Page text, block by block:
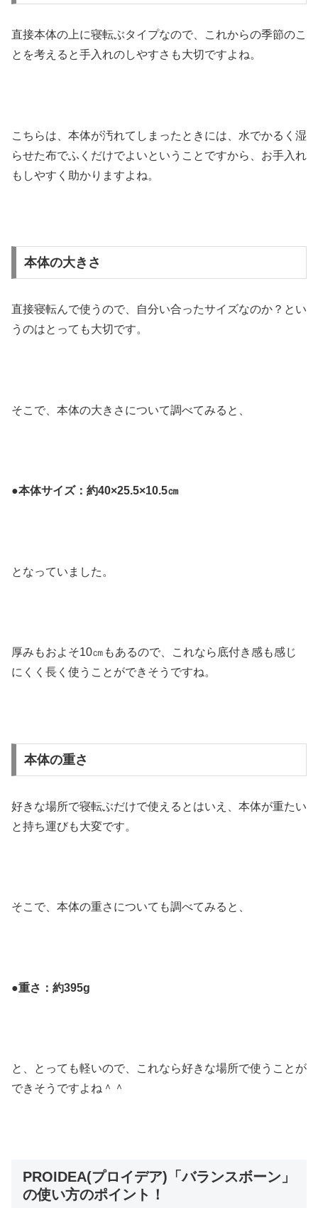
直接本体の上に寝転ぶタイプなので、これからの季節のこ
とを考えると手入れのしやすさも大切ですよね。
こちらは、本体が汚れてしまったときには、水でかるく湿
らせた布でふくだけでよいということですから、お手入れ
もしやすく助かりますよね。
本体の大きさ
直接寝転んで使うので、自分い合ったサイズなのか？とい
うのはとっても大切です。
そこで、本体の大きさについて調べてみると、
●本体サイズ：約40×25.5×10.5㎝
となっていました。
厚みもおよそ10㎝もあるので、これなら底付き感も感じ
にくく長く使うことができそうですね。
本体の重さ
好きな場所で寝転ぶだけで使えるとはいえ、本体が重たい
と持ち運びも大変です。
そこで、本体の重さについても調べてみると、
●重さ：約395g
と、とっても軽いので、これなら好きな場所で使うことが
できそうですよね＾＾
PROIDEA(プロイデア)「バランスボーン」
の使い方のポイント！